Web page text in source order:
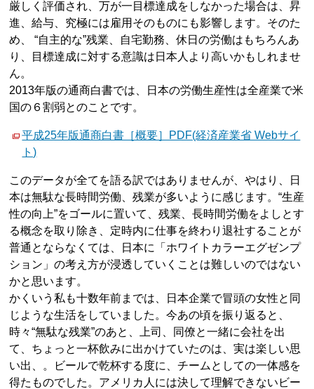
厳しく評価され、万が一目標達成をしなかった場合は、昇
進、給与、究極には雇用そのものにも影響します。そのた
め、 “自主的な”残業、自宅勤務、休日の労働はもちろんあ
り、目標達成に対する意識は日本人より高いかもしれませ
ん。
2013年版の通商白書では、日本の労働生産性は全産業で米
国の６割弱とのことです。
平成25年版通商白書［概要］PDF(経済産業省 Webサイ
ト)
このデータが全てを語る訳ではありませんが、やはり、日
本は無駄な長時間労働、残業が多いように感じます。“生産
性の向上”をゴールに置いて、残業、長時間労働をよしとす
る概念を取り除き、定時内に仕事を終わり退社することが
普通とならなくては、日本に「ホワイトカラーエグゼンプ
ション」の考え方が浸透していくことは難しいのではない
かと思います。
かくいう私も十数年前までは、日本企業で冒頭の女性と同
じような生活をしていました。今あの頃を振り返ると、
時々“無駄な残業”のあと、上司、同僚と一緒に会社を出
て、ちょっと一杯飲みに出かけていたのは、実は楽しい思
い出、。ビールで乾杯する度に、チームとしての一体感を
得たものでした。アメリカ人には決して理解できないビー